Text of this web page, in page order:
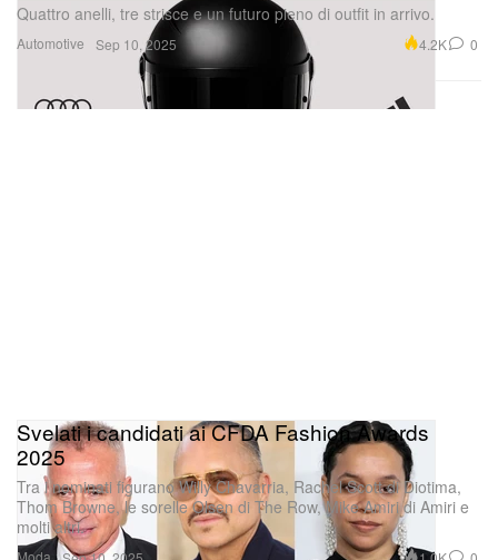
Automotive
Quattro anelli, tre strisce e un futuro pieno di outfit in arrivo.
Sep 10, 2025 4.2K 0
Svelati i candidati ai CFDA Fashion Awards
2025
Tra i nominati figurano Willy Chavarria, Rachel Scott di Diotima,
Thom Browne, le sorelle Olsen di The Row, Mike Amiri di Amiri e
molti altri.